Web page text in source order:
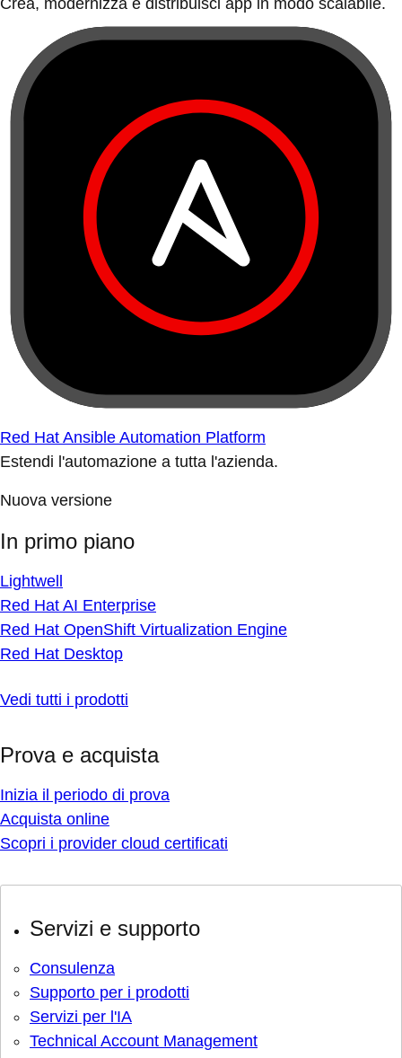
Crea, modernizza e distribuisci app in modo scalabile.
Red Hat Ansible Automation Platform
Estendi l'automazione a tutta l'azienda.
Nuova versione
In primo piano
Lightwell
Red Hat AI Enterprise
Red Hat OpenShift Virtualization Engine
Red Hat Desktop
Vedi tutti i prodotti
Prova e acquista
Inizia il periodo di prova
Acquista online
Scopri i provider cloud certificati
Servizi e supporto
Consulenza
Supporto per i prodotti
Servizi per l'IA
Technical Account Management